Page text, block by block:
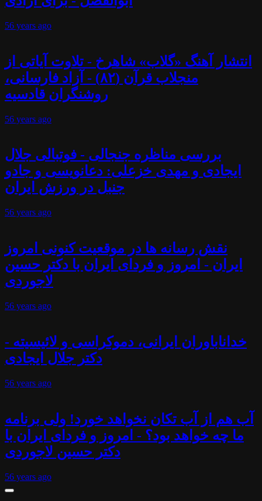
56 years ago
انتشار آهنگ «گلاب» شاهرخ - تلاوت آیاتی از
منجلاب قرآن (۸۲) - آزاد فارسانی،
روشنگران قادسیه
56 years ago
بررسی مناظره جنجالی - فوتبالی جلال
ایجادی و مهدی خزعلی: دعانویسی و جادو
جنبل در ورزش ایران
56 years ago
نقش رسانه ها در موقعیت کنونی امروز
ایران - امروز و فردای ایران با دکتر حسین
لاجوردی
56 years ago
خداناباوران ایرانی، دموکراسی و لائیسیته -
دکتر جلال ایجادی
56 years ago
آب هم از آب تکان نخواهد خورد! ولی برنامه
ما چه خواهد بود؟ - امروز و فردای ایران با
دکتر حسین لاجوردی
56 years ago